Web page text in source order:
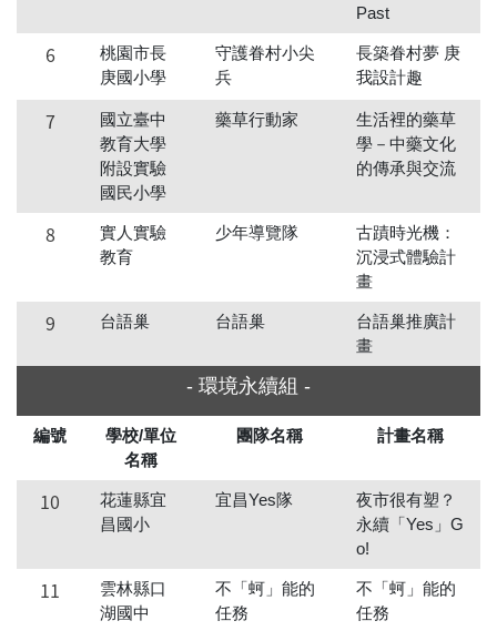
Past
6
桃園市長
庚國小學
守護眷村小尖
兵
長築眷村夢 庚
我設計趣
7
國立臺中
教育大學
附設實驗
國民小學
藥草行動家
生活裡的藥草
學－中藥文化
的傳承與交流
8
實人實驗
教育
少年導覽隊
古蹟時光機：
沉浸式體驗計
畫
9 台語巢 台語巢
台語巢推廣計
畫
- 環境永續組 -
編號
學校/單位
名稱
團隊名稱 計畫名稱
10
花蓮縣宜
昌國小
宜昌Yes隊
夜市很有塑？
永續「Yes」G
o!
11
雲林縣口
湖國中
不「蚵」能的
任務
不「蚵」能的
任務